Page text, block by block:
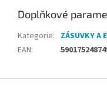
Doplňkové
Kategorie: ZÁSUVKY A
EAN: